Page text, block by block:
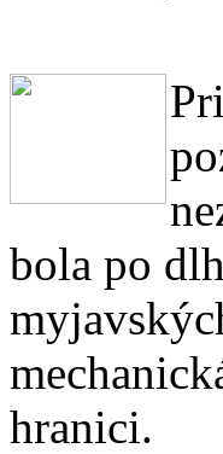
bola po
hranici.